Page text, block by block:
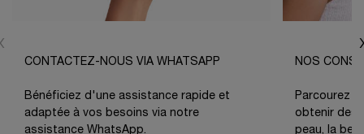
CONTACTEZ-NOUS VIA WHATSAPP
Bénéficiez d'une assistance rapide et
adaptée à vos besoins via notre
assistance WhatsApp.
NOS
Parcourez
obtenir des
peau, la